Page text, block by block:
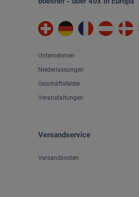
Unternehmen
Niederlassungen
Geschäftsfelder
Veranstaltungen
Versandservice
Versandkosten